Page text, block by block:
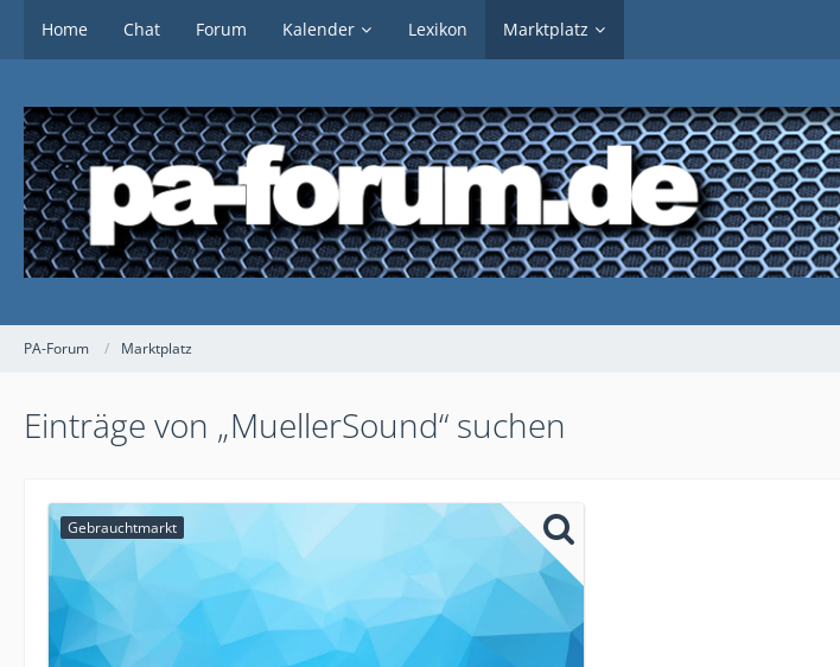
Home Chat Forum Kalender Lexikon Marktplatz
PA-Forum Marktplatz
Einträge von „MuellerSound“ suchen
Gebrauchtmarkt